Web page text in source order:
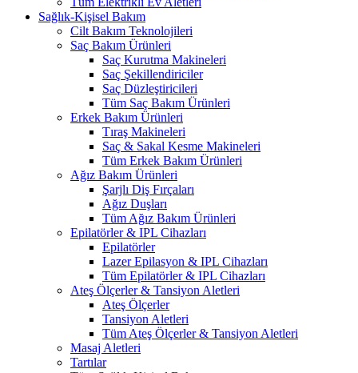
Sağlık-Kişisel Bakım
Cilt Bakım Teknolojileri
Saç Bakım Ürünleri
Saç Kurutma Makineleri
Saç Şekillendiriciler
Saç Düzleştiricileri
Tüm Saç Bakım Ürünleri
Erkek Bakım Ürünleri
Tıraş Makineleri
Saç & Sakal Kesme Makineleri
Tüm Erkek Bakım Ürünleri
Ağız Bakım Ürünleri
Şarjlı Diş Fırçaları
Ağız Duşları
Tüm Ağız Bakım Ürünleri
Epilatörler & IPL Cihazları
Epilatörler
Lazer Epilasyon & IPL Cihazları
Tüm Epilatörler & IPL Cihazları
Ateş Ölçerler & Tansiyon Aletleri
Ateş Ölçerler
Tansiyon Aletleri
Tüm Ateş Ölçerler & Tansiyon Aletleri
Masaj Aletleri
Tartılar